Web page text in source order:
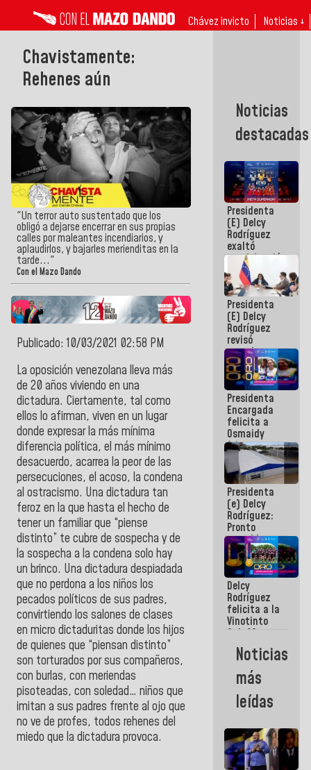
Chávez invicto Noticias ↓
Chavistamente:
Rehenes aún
"Un terror auto sustentado que los
obligó a dejarse encerrar en sus propias
calles por maleantes incendiarios, y
aplaudirlos, y bajarles merienditas en la
tarde..."
Con el Mazo Dando
Publicado: 10/03/2021 02:58 PM
La oposición venezolana lleva más
de 20 años viviendo en una
dictadura. Ciertamente, tal como
ellos lo afirman, viven en un lugar
donde expresar la más mínima
diferencia política, el más mínimo
desacuerdo, acarrea la peor de las
persecuciones, el acoso, la condena
al ostracismo. Una dictadura tan
feroz en la que hasta el hecho de
tener un familiar que “piense
distinto” te cubre de sospecha y de
la sospecha a la condena solo hay
un brinco. Una dictadura despiadada
que no perdona a los niños los
pecados políticos de sus padres,
convirtiendo los salones de clases
en micro dictaduritas donde los hijos
de quienes que “piensan distinto”
son torturados por sus compañeros,
con burlas, con meriendas
pisoteadas, con soledad… niños que
imitan a sus padres frente al ojo que
no ve de profes, todos rehenes del
miedo que la dictadura provoca.
Noticias
destacadas
Presidenta
(E) Delcy
Rodríguez
exaltó
participación
de
Venezuela
en Juegos
Centroamericanos
y del Caribe
2026
Presidenta
(E) Delcy
Rodríguez
revisó
agenda
económica y
ejecución de
fondos de
emergencia
post-sismos
Presidenta
Encargada
felicita a
Osmaidy
Arias y
Giraly
Marcano por
hacer
historia en
los
Centroamericanos
Presidenta
(e) Delcy
Rodríguez:
Pronto
restableceremos
las
operaciones
en el
Aeropuerto
Internacional
de
Maiquetía
Delcy
Rodríguez
felicita a la
Vinotinto
Sub 20
campeona
frente
México Sub
23 en los
Centroamericanos
Noticias
más
leídas